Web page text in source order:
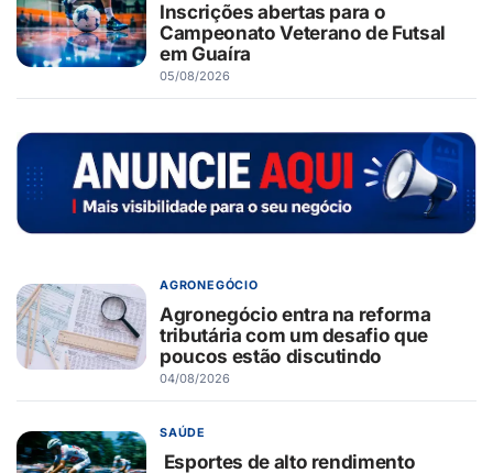
Inscrições abertas para o
Campeonato Veterano de Futsal
em Guaíra
05/08/2026
AGRONEGÓCIO
Agronegócio entra na reforma
tributária com um desafio que
poucos estão discutindo
04/08/2026
SAÚDE
Esportes de alto rendimento